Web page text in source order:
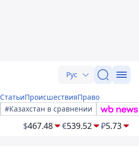
Рус
СтатьиПроисшествияПраво
#Казахстан в сравнении
$467.48 €539.52 ₽5.73